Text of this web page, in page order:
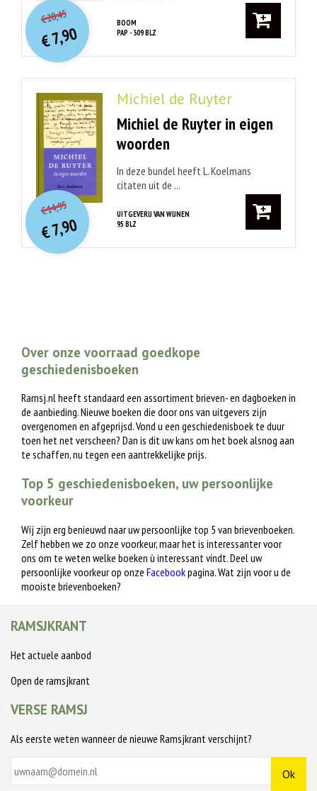
BOOM
PAP - 309 BLZ
€20,45prijs
was:
€ 20,45.
€7,90
Huidige
prijs
is:
€ 7,90.
Michiel de Ruyter
Michiel de Ruyter in eigen
woorden
In deze bundel heeft L. Koelmans
citaten uit de ...
UITGEVERIJ VAN WIJNEN
95 BLZ
€14,95O
orspr
onkelijke
prijs
was:
€ 14,95.
€7,90
Huidige
prijs
is:
€ 7,90.
Over onze voorraad goedkope
geschiedenisboeken
Ramsj.nl heeft standaard een assortiment brieven- en dagboeken in
de aanbieding. Nieuwe boeken die door ons van uitgevers zijn
overgenomen en afgeprijsd. Vond u een geschiedenisboek te duur
toen het net verscheen? Dan is dit uw kans om het boek alsnog aan
te schaffen, nu tegen een aantrekkelijke prijs.
Top 5 geschiedenisboeken, uw persoonlijke
voorkeur
Wij zijn erg benieuwd naar uw persoonlijke top 5 van brievenboeken.
Zelf hebben we zo onze voorkeur, maar het is interessanter voor
ons om te weten welke boeken ù interessant vindt. Deel uw
persoonlijke voorkeur op onze Facebookpagina. Wat zijn voor u de
mooiste brievenboeken?
RAMSJKRANT
Het actuele aanbod
Open de ramsjkrant
VERSE RAMSJ
Als eerste weten wanneer de nieuwe Ramsjkrant verschijnt?